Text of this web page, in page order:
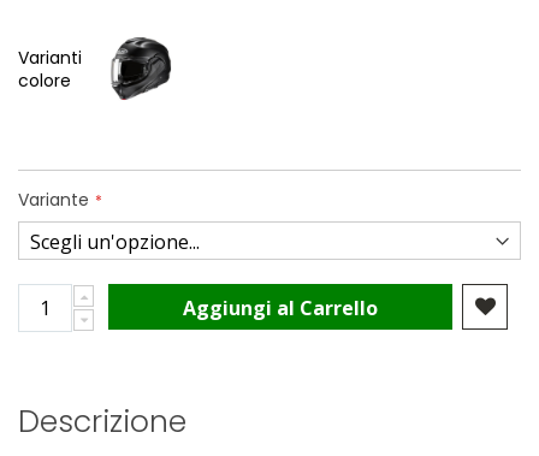
Varianti
colore
Variante
Aggiungi al Carrello
Descrizione